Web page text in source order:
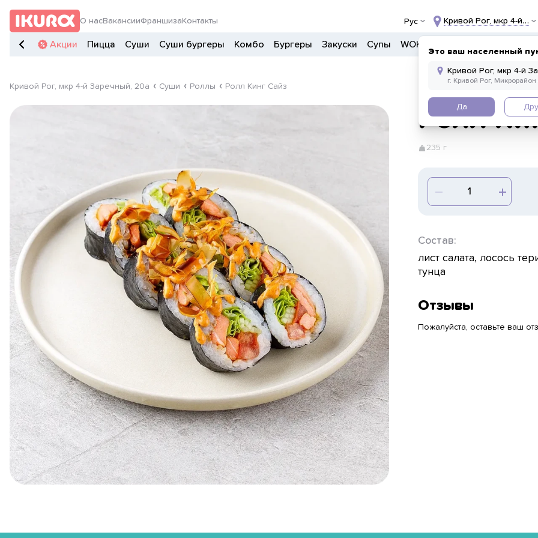
О насВакансииФраншиза Контакты Рус Кривой Рог, мкр 4-й
Это ваш населенный
Да
Акции Пицца Суши Суши бургеры Комбо Бургеры Закуски Супы WOK
Кривой Рог, мкр 4-й Заречный, 20а Суши Роллы Ролл Кинг Сайз
Ролл
235 г
Состав:
лист салата, лосось
тунца
Отзывы
Пожалуйста, оставьте ваш